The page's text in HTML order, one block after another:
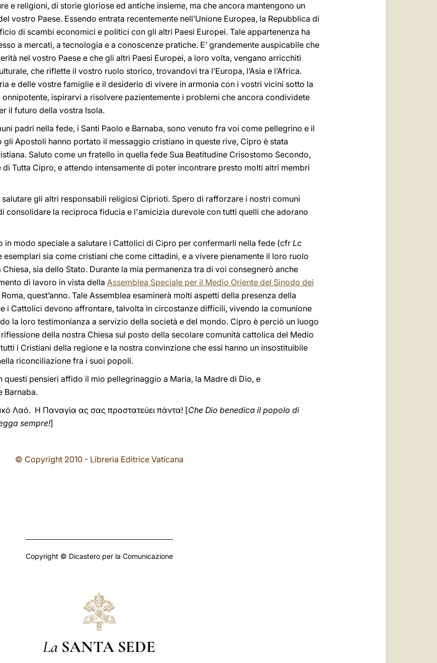
e religioni, di storie gloriose ed antiche insieme, ma che ancora mantengono un
vostro Paese. Essendo entrata recentemente nell’Unione Europea, la Repubblica di
di scambi economici e politici con gli altri Paesi Europei. Tale appartenenza ha
a mercati, a tecnologia e a conoscenze pratiche. E’ grandemente auspicabile che
nel vostro Paese e che gli altri Paesi Europei, a loro volta, vengano arricchiti
che riflette il vostro ruolo storico, trovandovi tra l’Europa, l’Asia e l’Africa.
e delle vostre famiglie e il desiderio di vivere in armonia con i vostri vicini sotto la
ispirarvi a risolvere pazientemente i problemi che ancora condividete
il futuro della vostra Isola.
padri nella fede, i Santi Paolo e Barnaba, sono venuto fra voi come pellegrino e il
gli Apostoli hanno portato il messaggio cristiano in queste rive, Cipro è stata
Saluto come un fratello in quella fede Sua Beatitudine Crisostomo Secondo,
Tutta Cipro, e attendo intensamente di poter incontrare presto molti altri membri
gli altri responsabili religiosi Ciprioti. Spero di rafforzare i nostri comuni
consolidare la reciproca fiducia e l'amicizia durevole con tutti quelli che adorano
in modo speciale a salutare i Cattolici di Cipro per confermarli nella fede (cfrLc
sia come cristiani che come cittadini, e a vivere pienamente il loro ruolo
sia dello Stato. Durante la mia permanenza tra di voi consegnerò anche
di lavoro in vista della Assemblea Speciale per il Medio Oriente del Sinodo dei
quest’anno. Tale Assemblea esaminerà molti aspetti della presenza della
i Cattolici devono affrontare, talvolta in circostanze difficili, vivendo la comunione
la loro testimonianza a servizio della società e del mondo. Cipro è perciò un luogo
della nostra Chiesa sul posto della secolare comunità cattolica del Medio
i Cristiani della regione e la nostra convinzione che essi hanno un insostituibile
riconciliazione fra i suoi popoli.
questi pensieri affido il mio pellegrinaggio a Maria, la Madre di Dio, e
Barnaba.
Λαό. Η Παναγία ας σας προστατεύει πάντα! [Che Dio benedica il popolo di
sempre!]
© Copyright 2010 - Libreria Editrice Vaticana
Copyright © Dicastero per la Comunicazione
La SANTA SEDE